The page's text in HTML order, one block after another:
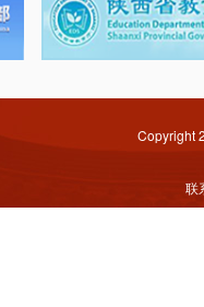
Copyright
联